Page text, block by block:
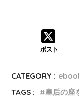
ポスト
CATEGORY :
TAGS :
皇后の座